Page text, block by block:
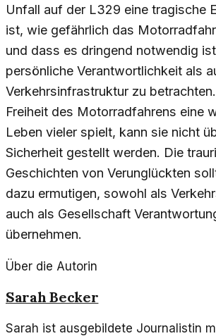
Unfall auf der L329 eine tragische
ist, wie gefährlich das
und dass es dringend notwendig
persönliche Verantwortlichkeit als
Verkehrsinfrastruktur zu
Freiheit des Motorradfahrens eine
Leben vieler spielt, kann sie nicht
Sicherheit gestellt werden. Die
Geschichten von Verunglückten
dazu ermutigen, sowohl als
auch als Gesellschaft
übernehmen.
Über die Autorin
Sarah Becker
Sarah ist ausgebildete Journalistin